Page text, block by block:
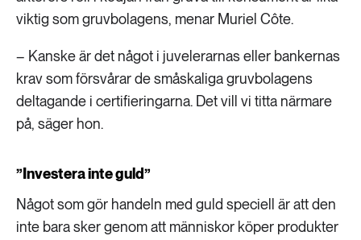
viktig som gruvbolagens, menar Muriel Côte.
– Kanske är det något i juvelerarnas eller bankernas
krav som försvårar de småskaliga gruvbolagens
deltagande i certifieringarna. Det vill vi titta närmare
på, säger hon.
”Investera inte guld”
Något som gör handeln med guld speciell är att den
inte bara sker genom att människor köper produkter